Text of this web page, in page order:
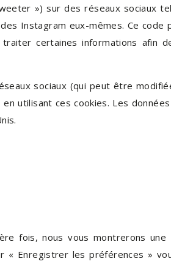
») sur des réseaux sociaux
Instagram eux-mêmes. Ce code
certaines informations afin
sociaux (qui peut être
utilisant ces cookies. Les
fois, nous vous montrerons une
« Enregistrer les préférences »